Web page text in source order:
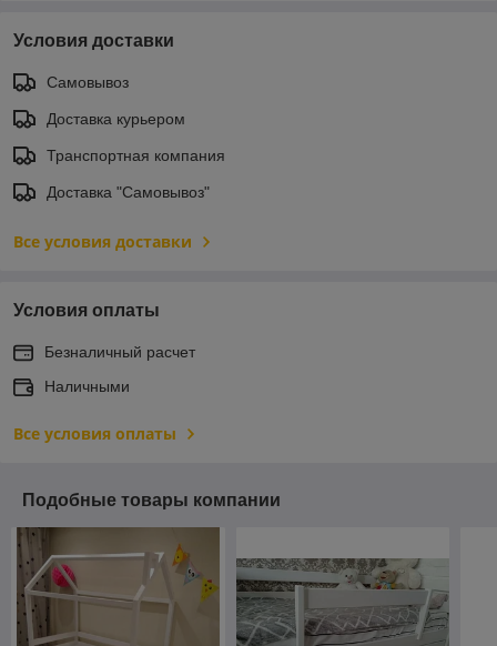
Условия доставки
Самовывоз
Доставка курьером
Транспортная компания
Доставка "Самовывоз"
Все условия доставки
Условия оплаты
Безналичный расчет
Наличными
Все условия оплаты
Подобные товары компании